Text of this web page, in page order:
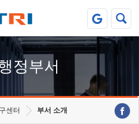
정부서
센터 부서 소개